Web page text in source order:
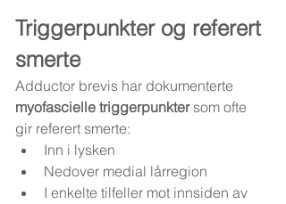
Triggerpunkter og referert
smerte
Adductor brevis har dokumenterte
myofascielle triggerpunkter som ofte
gir referert smerte:
Inn i lysken
Nedover medial lårregion
I enkelte tilfeller mot innsiden av